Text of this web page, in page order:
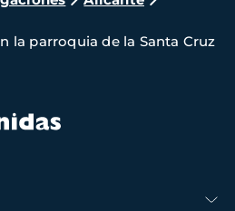
la parroquia de la Santa Cruz